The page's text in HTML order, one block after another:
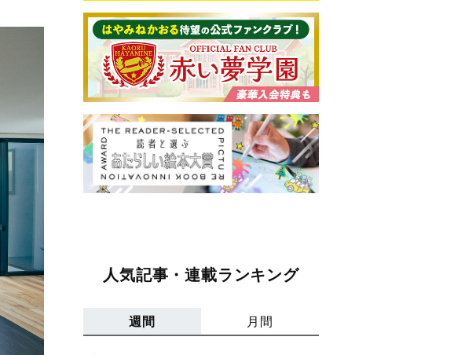
人気記事・連載ランキング
週間 月間